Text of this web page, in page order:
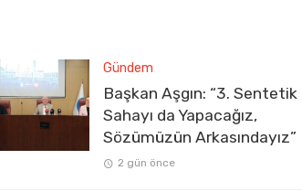
Gündem
Başkan Aşgın: “3. Sentetik
Sahayı da Yapacağız,
Sözümüzün Arkasındayız”
2 gün önce